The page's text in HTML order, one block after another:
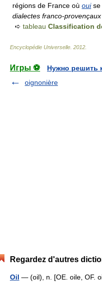
régions de France où ouise
dialectes franco-
➪ tableau Classification
Encyclopédie Universelle 2012
Игры ⚽
Нужно решить
oignonière
Regardez d'autres
Oil — (oil), n. [OE. oile, OF.